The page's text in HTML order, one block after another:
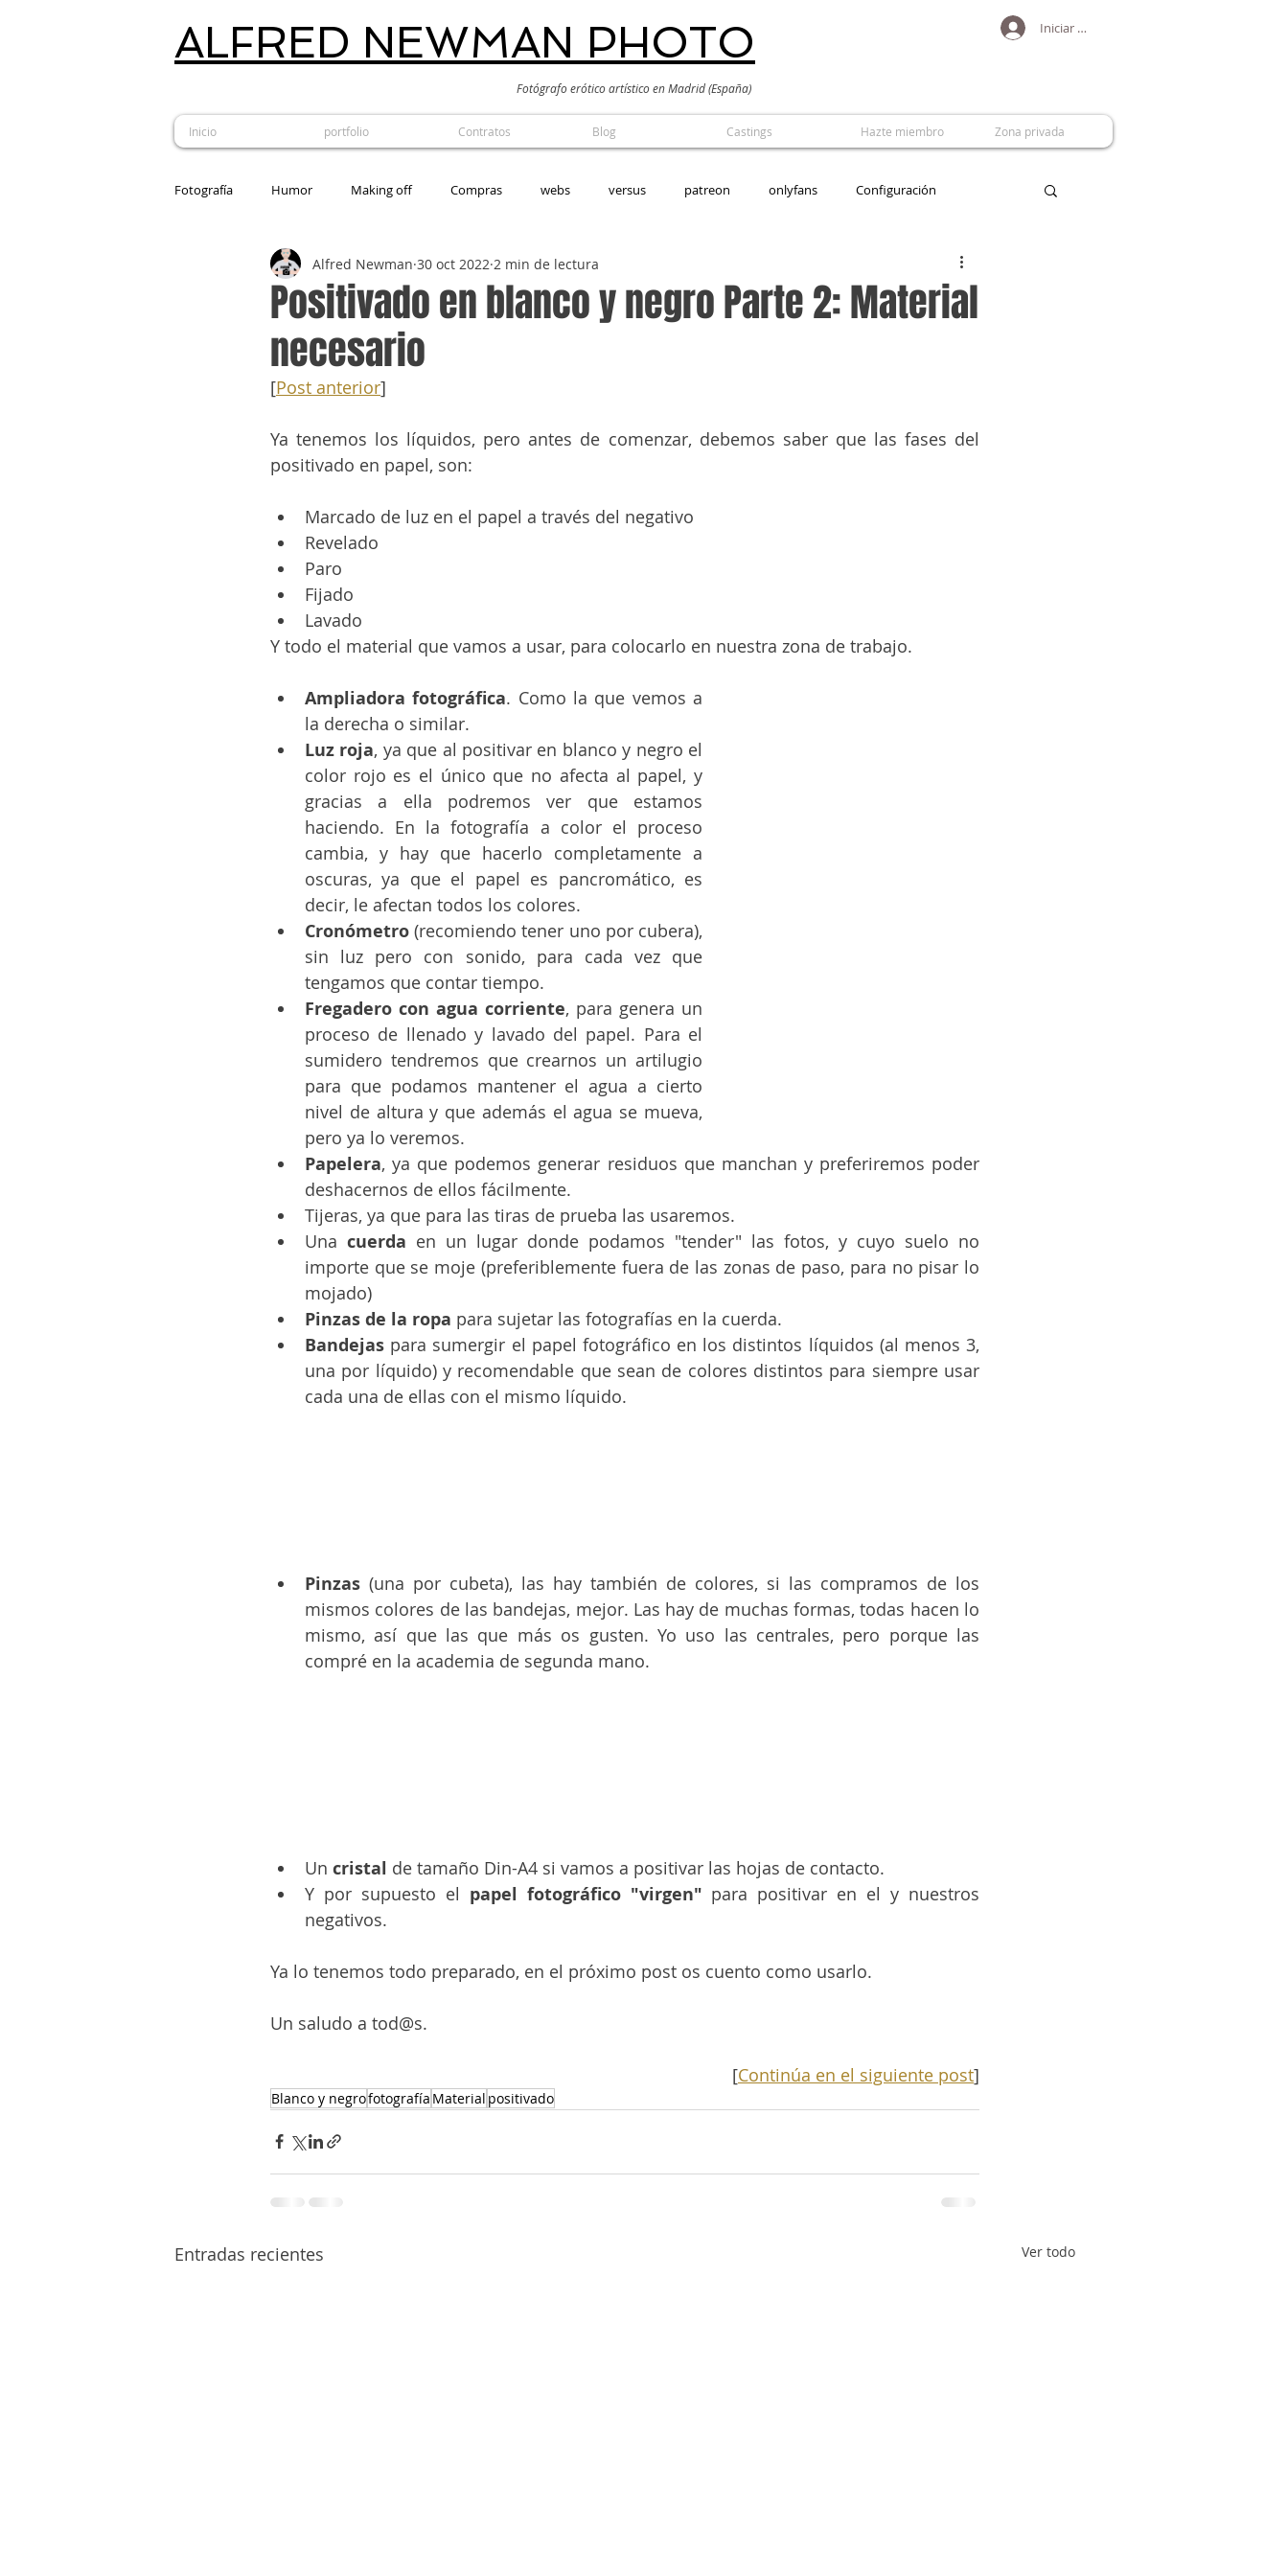
ALFRED NEWMAN PHOTO Iniciar sesión
Fotógrafo erótico artístico en Madrid (España)
Inicio portfolio Contratos Blog Castings Hazte miembro Zona privada
Fotografía Humor Making off Compras webs versus patreon onlyfans Configuración
Estudio fotográfico Revelado analógico
Positivado en blanco y negro Parte 2: Material
necesario
Alfred Newman 30 oct 2022 2 min de lectura
[Post anterior]
Ya tenemos los líquidos, pero antes de comenzar, debemos saber que las fases del
positivado en papel, son:
Marcado de luz en el papel a través del negativo
Revelado
Paro
Fijado
Lavado
Y todo el material que vamos a usar, para colocarlo en nuestra zona de trabajo.
Ampliadora fotográfica. Como la que vemos a
la derecha o similar.
Luz roja, ya que al positivar en blanco y negro el
color rojo es el único que no afecta al papel, y
gracias a ella podremos ver que estamos
haciendo. En la fotografía a color el proceso
cambia, y hay que hacerlo completamente a
oscuras, ya que el papel es pancromático, es
decir, le afectan todos los colores.
Cronómetro (recomiendo tener uno por cubera),
sin luz pero con sonido, para cada vez que
tengamos que contar tiempo.
Fregadero con agua corriente, para genera un
proceso de llenado y lavado del papel. Para el
sumidero tendremos que crearnos un artilugio
para que podamos mantener el agua a cierto
nivel de altura y que además el agua se mueva,
pero ya lo veremos.
Papelera, ya que podemos generar residuos que manchan y preferiremos poder
deshacernos de ellos fácilmente.
Tijeras, ya que para las tiras de prueba las usaremos.
Una cuerda en un lugar donde podamos "tender" las fotos, y cuyo suelo no
importe que se moje (preferiblemente fuera de las zonas de paso, para no pisar lo
mojado)
Pinzas de la ropa para sujetar las fotografías en la cuerda.
Bandejas para sumergir el papel fotográfico en los distintos líquidos (al menos 3,
una por líquido) y recomendable que sean de colores distintos para siempre usar
cada una de ellas con el mismo líquido.
Pinzas (una por cubeta), las hay también de colores, si las compramos de los
mismos colores de las bandejas, mejor. Las hay de muchas formas, todas hacen lo
mismo, así que las que más os gusten. Yo uso las centrales, pero porque las
compré en la academia de segunda mano.
Un cristal de tamaño Din-A4 si vamos a positivar las hojas de contacto.
Y por supuesto el papel fotográfico "virgen" para positivar en el y nuestros
negativos.
Ya lo tenemos todo preparado, en el próximo post os cuento como usarlo.
Un saludo a tod@s.
[Continúa en el siguiente post]
Blanco y negrofotografía Material positivado
Entradas recientes Ver todo